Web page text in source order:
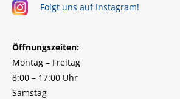
Folgt uns auf Instagram!
Öffnungszeiten:
Montag – Freitag
8:00 – 17:00 Uhr
Samstag